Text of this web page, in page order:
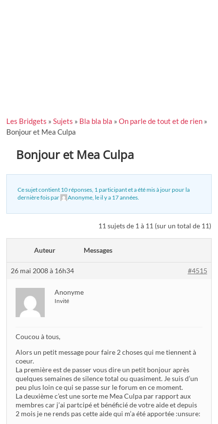
Les Bridgets »Sujets » Bla bla bla »On parle de tout et de rien »
Bonjour et Mea Culpa
Bonjour et Mea Culpa
Ce sujet contient 10 réponses, 1 participant et a été mis à jour pour la
dernière fois par
Anonyme , leil y a 17 années
11 sujets de 1 à 11 (sur un total de 11)
Auteur Messages
26 mai 2008 à 16h34 #4515
Anonyme
Invité
Coucou à tous,
Alors un petit message pour faire 2 choses qui me tiennent à
coeur.
La première est de passer vous dire un petit bonjour après
quelques semaines de silence total ou quasiment. Je suis d’un
peu plus loin ce qui se passe sur le forum en ce moment.
La deuxième c’est une sorte me Mea Culpa par rapport aux
membres car j’ai partcipé et bénéficié de votre aide et depuis
2 mois je ne rends pas cette aide qui m’a été apportée :unsure: